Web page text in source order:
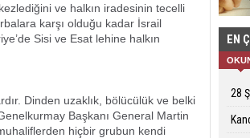
ve halkın iradesinin tecelli
karşı olduğu kadar İsrail
Sisi ve Esat lehine halkın
Dinden uzaklık, bölücülük ve belki
Başkanı General Martin
hiçbir grubun kendi
EN
28